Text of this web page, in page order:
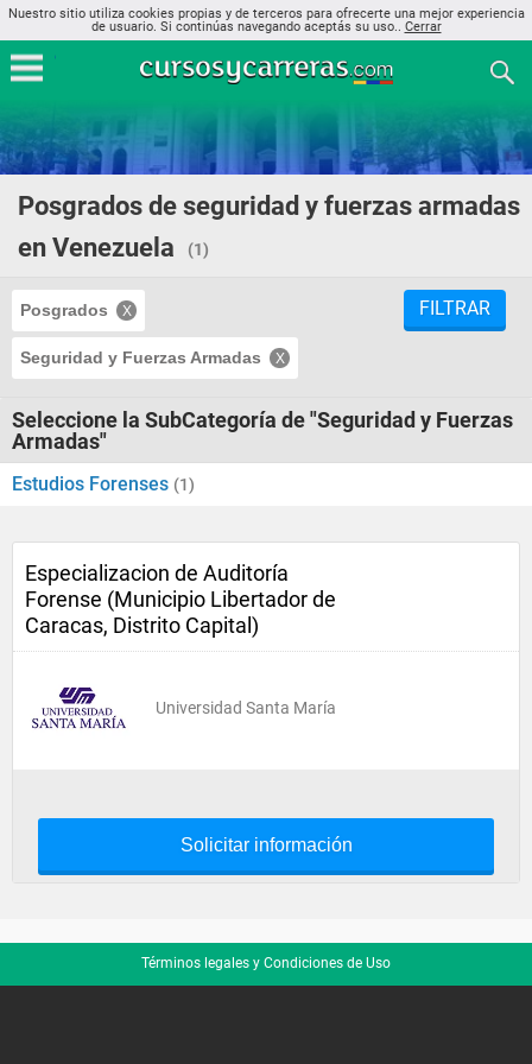
Nuestro sitio utiliza cookies propias y de terceros para ofrecerte una mejor experiencia
de usuario. Si continúas navegando aceptás su uso.. Cerrar
Posgrados de seguridad y fuerzas armadas
en Venezuela
(1)
Posgrados
Seguridad y Fuerzas Armadas
FILTRAR
Seleccione la SubCategoría de "Seguridad y Fuerzas
Armadas"
Estudios Forenses (1)
Especializacion de Auditoría
Forense (Municipio Libertador de
Caracas, Distrito Capital)
Universidad Santa María
Solicitar información
Términos legales y Condiciones de Uso